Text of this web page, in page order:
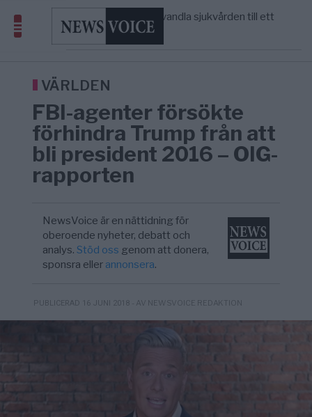
5/8
S och KD vill omvandla sjukvården till ett
geografiskt apartheidsystem
AFRIKA
Massiv anstormning till Ceuta – Misstankar
America” – Finally
VÄRLDEN
FBI-agenter försökte
förhindra Trump från att
bli president 2016 – OIG-
rapporten
NewsVoice är en nättidning för
oberoende nyheter, debatt och
analys.Stöd oss genom att donera,
sponsra eller annonsera.
PUBLICERAD 16 JUNI 2018 - AV NEWSVOICE REDAKTION